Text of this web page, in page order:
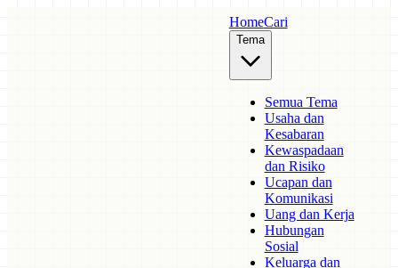
HomeCari
Tema
Semua Tema
Usaha dan
Kesabaran
Kewaspadaan
dan Risiko
Ucapan dan
Komunikasi
Uang dan Kerja
Hubungan
Sosial
Keluarga dan